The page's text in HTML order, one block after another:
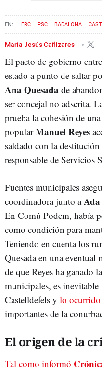
ERC PSC BADALONA
María Jesús Cañizares
El pacto de gobierno entre
estado a punto de saltar
Ana Quesada de
ser concejal no adscrita.
prueba la cohesión de
popularManuel Reyes
saldado con la destitución
responsable de Servicios
Fuentes municipales
coordinadora junto aAda
En Comú Podem, había
como condición para
Teniendo en cuenta los
Quesada en una eventual
de que Reyes ha ganado
municipales, es inevitable
Castelldefels y lo ocurrido
importantes de la
El origen de la
Tal como informó